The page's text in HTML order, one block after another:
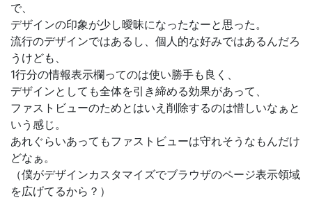
で、
デザインの印象が少し曖昧になったなーと思った。
流行のデザインではあるし、個人的な好みではあるんだろ
うけども、
1行分の情報表示欄ってのは使い勝手も良く、
デザインとしても全体を引き締める効果があって、
ファストビューのためとはいえ削除するのは惜しいなぁと
いう感じ。
あれぐらいあってもファストビューは守れそうなもんだけ
どなぁ。
（僕がデザインカスタマイズでブラウザのページ表示領域
を広げてるから？）